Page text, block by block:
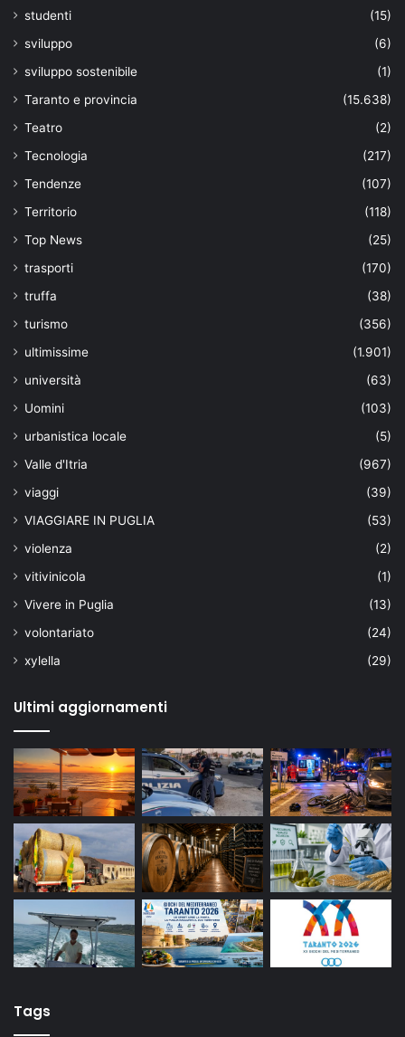
studenti
(15)
sviluppo
(6)
sviluppo sostenibile
(1)
Taranto e provincia
(15.638)
Teatro
(2)
Tecnologia
(217)
Tendenze
(107)
Territorio
(118)
Top News
(25)
trasporti
(170)
truffa
(38)
turismo
(356)
ultimissime
(1.901)
università
(63)
Uomini
(103)
urbanistica locale
(5)
Valle d'Itria
(967)
viaggi
(39)
VIAGGIARE IN PUGLIA
(53)
violenza
(2)
vitivinicola
(1)
Vivere in Puglia
(13)
volontariato
(24)
xylella
(29)
Ultimi aggiornamenti
Tags